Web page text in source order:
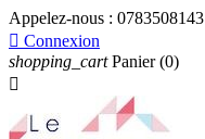
Appelez-nous : 0783508143
 Connexion
shopping_cart Panier (0)
